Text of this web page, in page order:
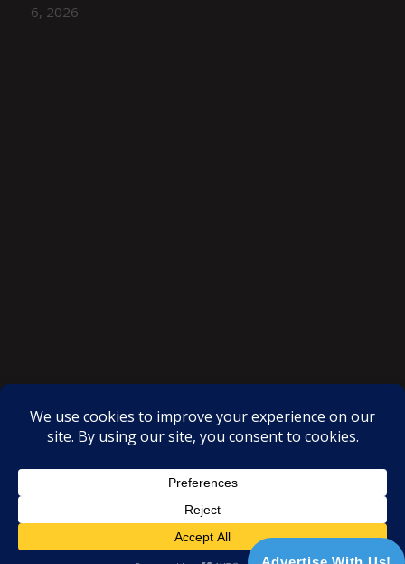
6, 2026
Proudly powered by WordPress |Theme: SuperMag byAcme
Themes